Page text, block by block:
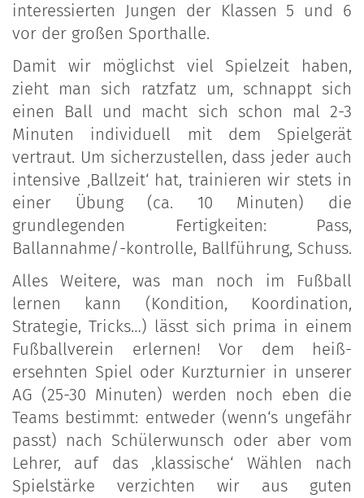
interessierten Jungen der Klassen 5 und 6
vor der großen Sporthalle.
Damit wir möglichst viel Spielzeit haben,
zieht man sich ratzfatz um, schnappt sich
einen Ball und macht sich schon mal 2-3
Minuten individuell mit dem Spielgerät
vertraut. Um sicherzustellen, dass jeder auch
intensive ‚Ballzeit‘ hat, trainieren wir stets in
einer Übung (ca. 10 Minuten) die
grundlegenden Fertigkeiten: Pass,
Ballannahme/-kontrolle, Ballführung, Schuss.
Alles Weitere, was man noch im Fußball
lernen kann (Kondition, Koordination,
Strategie, Tricks…) lässt sich prima in einem
Fußballverein erlernen! Vor dem heiß-
ersehnten Spiel oder Kurzturnier in unserer
AG (25-30 Minuten) werden noch eben die
Teams bestimmt: entweder (wenn‘s ungefähr
passt) nach Schülerwunsch oder aber vom
Lehrer, auf das ‚klassische‘ Wählen nach
Spielstärke verzichten wir aus guten